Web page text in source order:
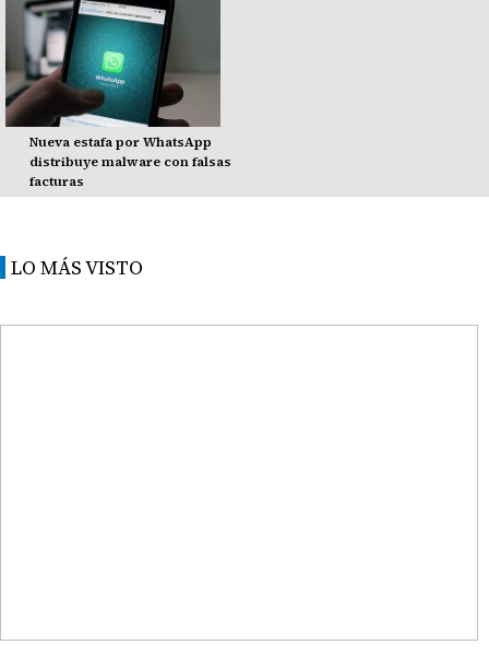
Nueva estafa por WhatsApp
distribuye malware con falsas
facturas
LO MÁS VISTO